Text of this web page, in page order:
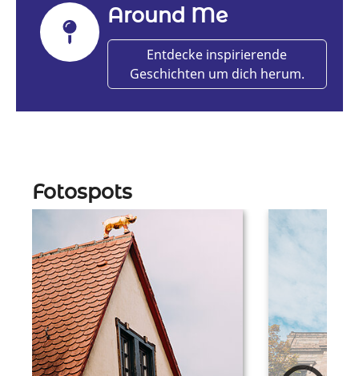
Around Me
Entdecke inspirierende
Geschichten um dich herum.
Fotospots